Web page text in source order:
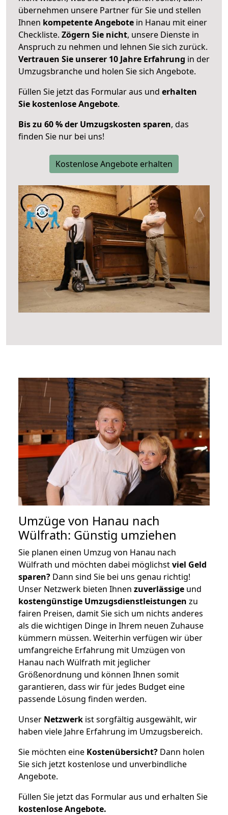
übernehmen unsere Partner für Sie und stellen
Ihnen kompetente Angebote in Hanau mit einer
Checkliste. Zögern Sie nicht, unsere Dienste in
Anspruch zu nehmen und lehnen Sie sich zurück.
Vertrauen Sie unserer 10 Jahre Erfahrung in der
Umzugsbranche und holen Sie sich Angebote.
Füllen Sie jetzt das Formular aus und erhalten
Sie kostenlose Angebote.
Bis zu 60 % der Umzugskosten sparen, das
finden Sie nur bei uns!
Kostenlose Angebote erhalten
Umzüge von Hanau nach
Wülfrath: Günstig umziehen
Sie planen einen Umzug von Hanau nach
Wülfrath und möchten dabei möglichstviel Geld
sparen? Dann sind Sie bei uns genau richtig!
Unser Netzwerk bieten Ihnen zuverlässige und
kostengünstige Umzugsdienstleistungen zu
fairen Preisen, damit Sie sich um nichts anderes
als die wichtigen Dinge in Ihrem neuen Zuhause
kümmern müssen. Weiterhin verfügen wir über
umfangreiche Erfahrung mit Umzügen von
Hanau nach Wülfrath mit jeglicher
Größenordnung und können Ihnen somit
garantieren, dass wir für jedes Budget eine
passende Lösung finden werden.
Unser Netzwerk ist sorgfältig ausgewählt, wir
haben viele Jahre Erfahrung im Umzugsbereich.
Sie möchten eine Kostenübersicht? Dann holen
Sie sich jetzt kostenlose und unverbindliche
Angebote.
Füllen Sie jetzt das Formular aus und erhalten Sie
kostenloseAngebote.